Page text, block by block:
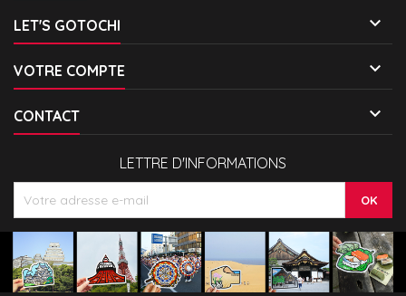
LET'S GOTOCHI 
VOTRE COMPTE 
CONTACT 
LETTRE D'INFORMATIONS